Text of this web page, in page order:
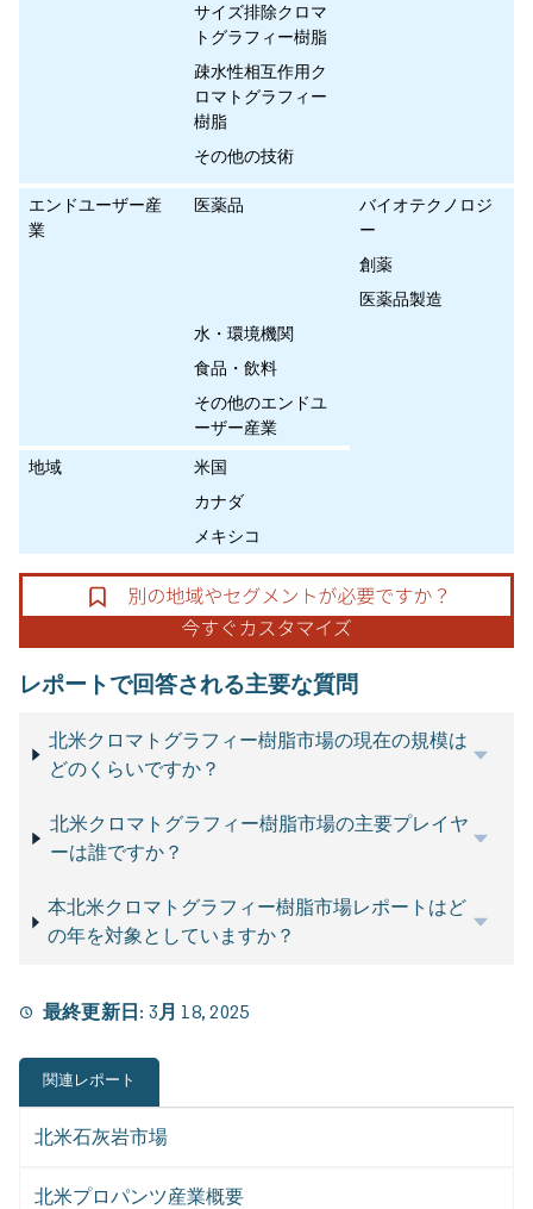
サイズ排除クロマ
トグラフィー樹脂
疎水性相互作用ク
ロマトグラフィー
樹脂
その他の技術
エンドユーザー産
業
医薬品
バイオテクノロジ
ー
創薬
医薬品製造
水・環境機関
食品・飲料
その他のエンドユ
ーザー産業
地域
米国
カナダ
メキシコ
レポートで回答される主要な質問
北米クロマトグラフィー樹脂市場の現在の規模は
どのくらいですか？
北米クロマトグラフィー樹脂市場の主要プレイヤ
ーは誰ですか？
本北米クロマトグラフィー樹脂市場レポートはど
の年を対象としていますか？
最終更新日: 3月 18, 2025
関連レポート
北米石灰岩市場
北米プロパンツ産業概要